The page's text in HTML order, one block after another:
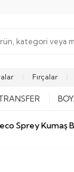
Fırçalar
Sprey Kumaş